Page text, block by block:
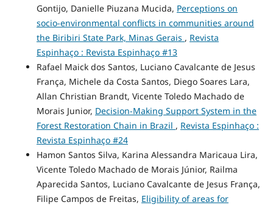
Gontijo, Danielle Piuzana Mucida, Perceptions on
socio-environmental conflicts in communities around
the Biribiri State Park, Minas Gerais , Revista
Espinhaço : Revista Espinhaço #13
Rafael Maick dos Santos, Luciano Cavalcante de Jesus
França, Michele da Costa Santos, Diego Soares Lara,
Allan Christian Brandt, Vicente Toledo Machado de
Morais Junior, Decision-Making Support System in the
Forest Restoration Chain in Brazil , Revista Espinhaço :
Revista Espinhaço #24
Hamon Santos Silva, Karina Alessandra Maricaua Lira,
Vicente Toledo Machado de Morais Júnior, Railma
Aparecida Santos, Luciano Cavalcante de Jesus França,
Filipe Campos de Freitas, Eligibility of areas for